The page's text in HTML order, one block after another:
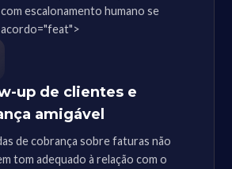
escalonamento humano se
up de clientes e
amigável
de cobrança sobre faturas não
tom adequado à relação com o